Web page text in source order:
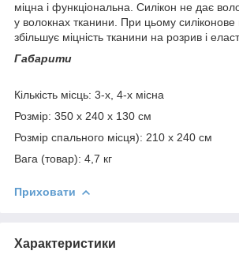
міцна і функціональна. Силікон не дає
у волокнах тканини. При цьому силіконове
збільшує міцність тканини на розрив і
Габарити
Кількість місць: 3-х, 4-х місна
Розмір: 350 х 240 х 130 см
Розмір спального місця): 210 х 240 см
Вага (товар): 4,7 кг
Приховати
Характеристики